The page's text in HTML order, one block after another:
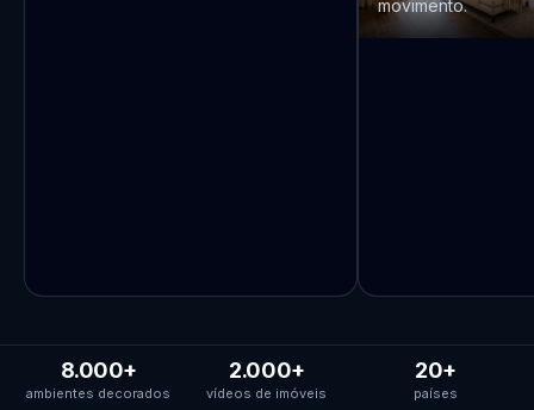
movimento.
8.000+
ambientes decorados
2.000+
vídeos de imóveis
20+
países